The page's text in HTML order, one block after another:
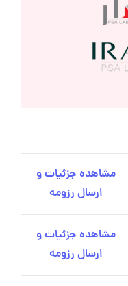
مشاهده جزئیات و
ارسال رزومه
مشاهده جزئیات و
ارسال رزومه